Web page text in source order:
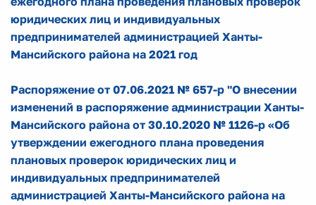
юридических лиц и индивидуальных
предпринимателей администрацией Ханты-
Мансийского района на 2021 год
Распоряжение от 07.06.2021 № 657-р "О внесении
изменений в распоряжение администрации Ханты-
Мансийского района от 30.10.2020 № 1126-р «Об
утверждении ежегодного плана проведения
плановых проверок юридических лиц и
индивидуальных предпринимателей
администрацией Ханты-Мансийского района на